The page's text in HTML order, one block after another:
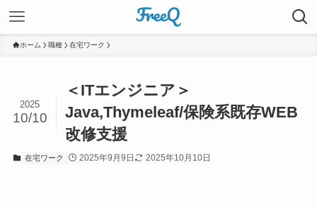
ホーム 職種 在宅ワーク
＜ITエンジニア＞
Java,Thymeleaf/保険系既存WEB
改修支援
2025
10/10
在宅ワーク 2025年9月9日 2025年10月10日